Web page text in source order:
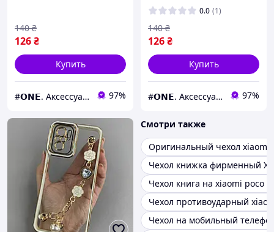
126₴
140 ₴
Купить
#𝗢𝗡𝗘. Аксессуары к смартфонам 97%
телефон сяоми поко м5с
черный tcb
0.0 (1)
126₴
140 ₴
Купить
#𝗢𝗡𝗘. Аксессуары к смартфонам 97%
Смотри также
Оригинальный чехол xiaomi
Чехол книжка фирменный
Чехол книга на xiaomi poco
Чехол противоударный
Чехол на мобильный